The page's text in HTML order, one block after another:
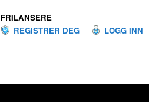
FRILANSERE
REGISTRER DEG
LOGG INN